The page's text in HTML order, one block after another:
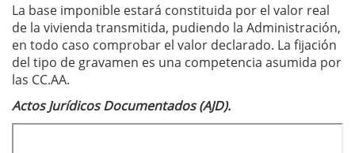
La base imponible estará constituida por el valor real
de la vivienda transmitida, pudiendo la Administración,
en todo caso comprobar el valor declarado. La fijación
del tipo de gravamen es una competencia asumida por
las CC.AA.
Actos Jurídicos Documentados (AJD).